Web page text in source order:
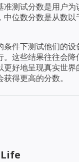
测试分数是用户为
中位数分数是从数
条件下测试他们的
。这些结果往往会
更好地呈现真实世
得更高的分数。